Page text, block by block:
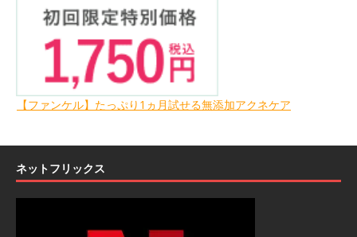
【ファンケル】たっぷり1ヵ月試せる無添加アクネケア
ネットフリックス